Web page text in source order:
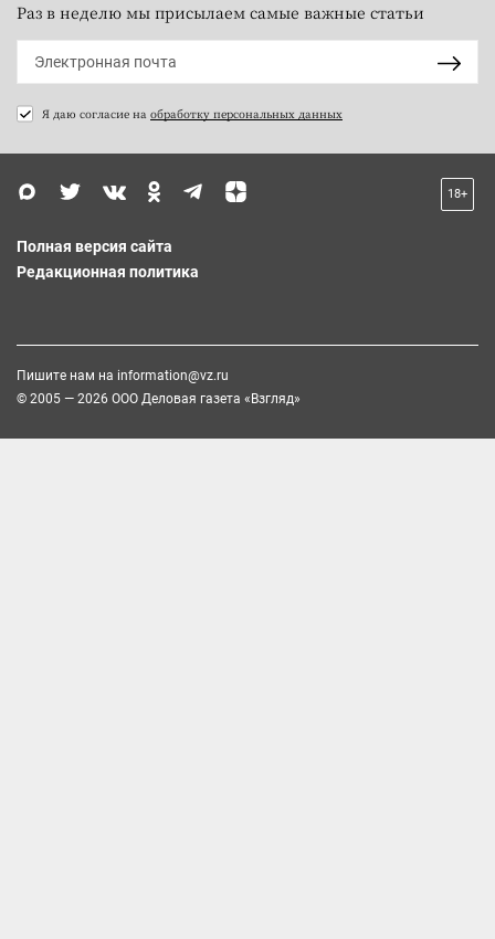
Раз в неделю мы присылаем самые важные статьи
Я даю согласие на обработку персональных данных
18+
Полная версия сайта
Редакционная политика
Пишите нам на information@vz.ru
© 2005 — 2026 ООО Деловая газета «Взгляд»